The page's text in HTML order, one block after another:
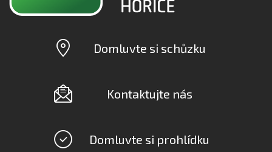
Domluvte si schůzku
Kontaktujte nás
Domluvte si prohlídku